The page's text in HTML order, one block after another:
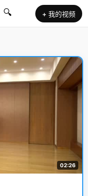
🔍 + 我的视频
02:26